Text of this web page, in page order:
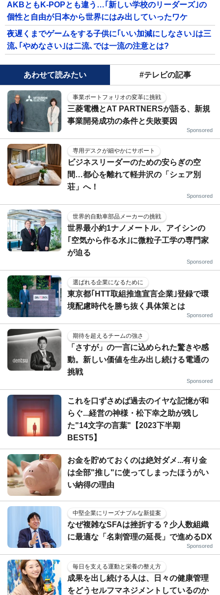
AKBともK-POPとも違う…｢新しい学校のリーダーズ｣の
個性と自由が日本から世界にはみ出していったワケ
夜遅くまでゲームをする子供に｢いい加減にしなさい｣は三
流､｢やめなさい｣は二流､では一流の注意とは?
あわせて読みたい #テレビの記事
事業ポートフォリオの変革に挑戦
三菱電機とAT PARTNERSが語る、新規
事業開発成功の条件と失敗要因
Sponsored
専用デスクが細やかにサポート
ビジネスリーダーのための安らぎの空
間…都心を離れて軽井沢の「シェア別
荘」へ！
Sponsored
世界的自動車部品メーカーの挑戦
世界最小約1ナノメートル、アイシンの
｢空気から作る水｣に微粒子工学の専門家
が迫る
Sponsored
選ばれる企業になるために
東京都｢HTT取組推進宣言企業｣登録で環
境配慮時代を勝ち抜く具体策とは
Sponsored
期待を超えるチームの強さ
「さすが」の一言に込められた驚きや感
動。新しい価値を生み出し続ける電通の
挑戦
Sponsored
これを口ずさめば過去のイヤな記憶が和
らぐ...経営の神様・松下幸之助が残し
た"14文字の言葉"【2023下半期
BEST5】
お金を貯めておくのは絶対ダメ...有り金
は全部"推し"に使ってしまったほうがい
い納得の理由
中堅企業にリーズナブルな新提案
なぜ複雑なSFAは挫折する？少人数組織
に最適な「名刺管理の延長」で進めるDX
Sponsored
毎日を支える運動と栄養の整え方
成果を出し続ける人は、日々の健康管理
をどうセルフマネジメントしているのか